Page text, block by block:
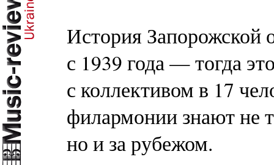
История Запорожской
с 1939 года — тогда
с коллективом в 17
филармонии знают не
но и за рубежом.